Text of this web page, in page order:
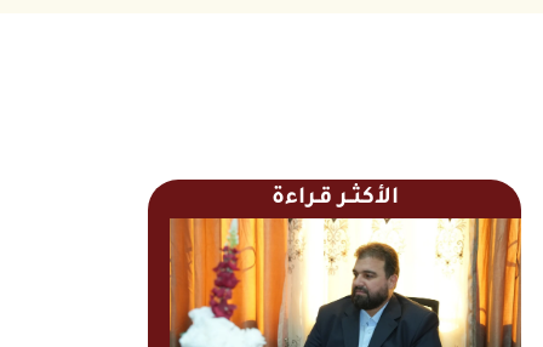
الأكثــر قـراءة